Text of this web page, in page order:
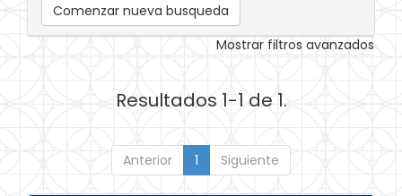
Comenzar nueva busqueda
Mostrar filtros avanzados
Resultados 1-1 de 1.
Anterior 1 Siguiente